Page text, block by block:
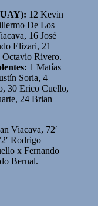
12 Kevin
De Los
16 José
Elizari, 21
Octavio Rivero.
1 Matías
Soria, 4
30 Erico Cuello,
24 Brian
Viacava, 72′
Rodrigo
x Fernando
Bernal.